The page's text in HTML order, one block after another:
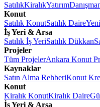
SatılıkKiralıkYatırım
Konut
Satılık KonutSatılık Daire
İş Yeri & Arsa
Satılık İş YeriSatılık Dükkan
Projeler
Tüm ProjelerAnkara Konut
Kaynaklar
Satın Alma RehberiKonut
Konut
Kiralık KonutKiralık Daire
İş Yeri & Arsa